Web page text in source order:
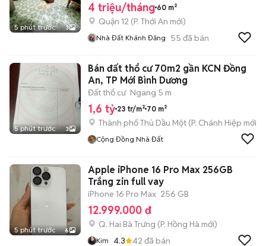
5 phút trước 3
4 triệu/tháng 60 m²
Quận 12 (P. Thới An mới)
Nhà Đất Khánh Đăng 55 đã bán
5 phút trước 3
Bán đất thổ cư 70m2 gần KCN Đồng
An, TP Mới Bình Dương
Đất thổ cư Ngang 5 m
1,6 tỷ 23 tr/m² 70 m²
Thành phố Thủ Dầu Một (P. Chánh Hiệp mới)
Cộng Đồng Nhà Đất
5 phút trước 6
Apple iPhone 16 Pro Max 256GB
Trắng zin full vay
iPhone 16 Pro Max 256 GB
12.999.000 đ
Q. Hai Bà Trưng (P. Hồng Hà mới)
Kim 4.3 42 đã bán